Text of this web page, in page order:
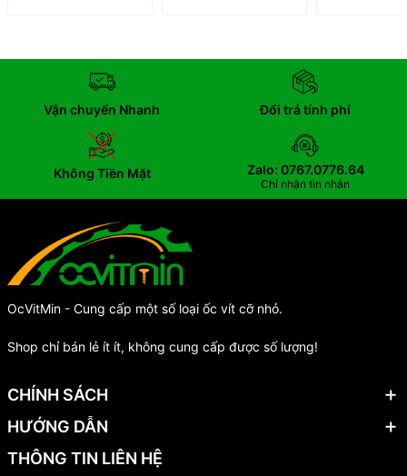
Vận chuyển Nhanh Đổi trả tính phí
Không Tiền Mặt Zalo: 0767.0776.64
Chỉ nhận tin nhắn
OcVitMin - Cung cấp một số loại ốc vít cỡ nhỏ.
Shop chỉ bán lẻ ít ít, không cung cấp được số lượng!
CHÍNH SÁCH
HƯỚNG DẪN
THÔNG TIN LIÊN HỆ